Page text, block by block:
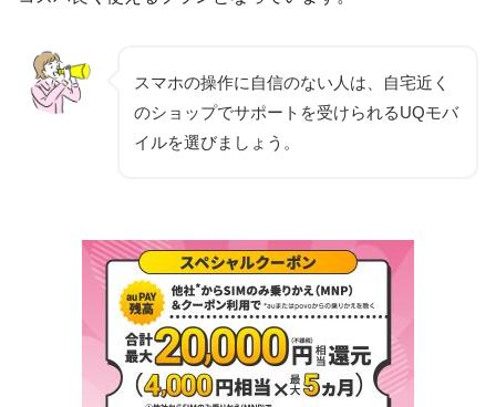
・メガエッグ光
・BBIQ光
ルーターサービス
・BroadWiMAX
・カシモWiMAX
・とくとくBB byGMO
・VisionWiMAX
・BIGLOBE等多数
スマホの操作に自信のない人は、自宅近く
のショップでサポートを受けられるUQモバ
イルを選びましょう。